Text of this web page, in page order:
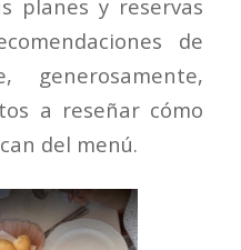
planes y reservas
de
generosamente,
a reseñar cómo
del menú.